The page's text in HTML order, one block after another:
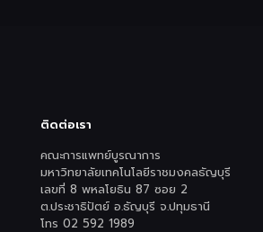
ติดต่อเรา
คณะการแพทย์บูรณาการ
มหาวิทยาลัยเทคโนโลยีราชมงคลธัญบุรี
เลขที่ 8 พหลโยธิน 87 ซอย 2
ต.ประชาธิปัตย์ อ.ธัญบุรี จ.ปทุมธานี
โทร 02 592 1989